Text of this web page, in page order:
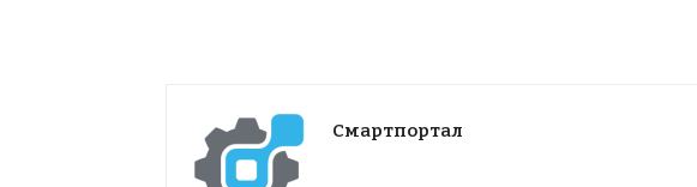
Смартпортал